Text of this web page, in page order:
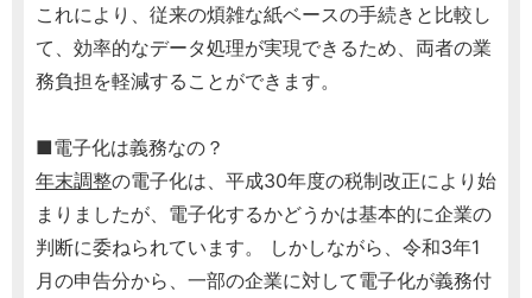
これにより、従来の煩雑な紙ベースの手続きと比較し
て、効率的なデータ処理が実現できるため、両者の業
務負担を軽減することができます。
■電子化は義務なの？
年末調整の電子化は、平成30年度の税制改正により始
まりましたが、電子化するかどうかは基本的に企業の
判断に委ねられています。 しかしながら、令和3年1
月の申告分から、一部の企業に対して電子化が義務付